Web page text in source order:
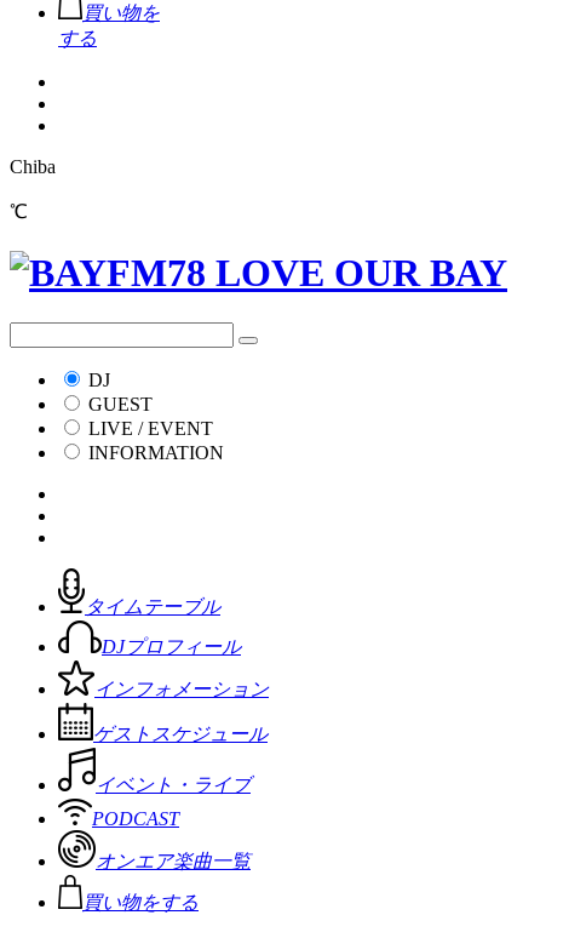
買い物を
する
Chiba
℃
DJ
GUEST
LIVE / EVENT
INFORMATION
タイムテーブル
DJプロフィール
インフォメーション
ゲストスケジュール
イベント・ライブ
PODCAST
オンエア楽曲一覧
買い物をする